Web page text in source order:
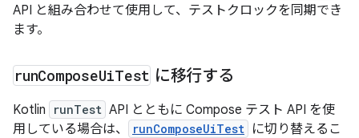
API と組み合わせて使用して、テストクロックを同期でき
ます。
runComposeUiTest に移行する
Kotlin runTest API とともに Compose テスト API を使
用している場合は、
runComposeUiTest に切り替えるこ